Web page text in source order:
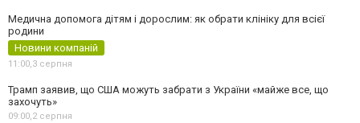
Медична допомога дітям і дорослим: як обрати клініку для всієї
родини
Новини компаній
11:00,3 серпня
Трамп заявив, що США можуть забрати з України «майже все, що
захочуть»
09:00,2 серпня